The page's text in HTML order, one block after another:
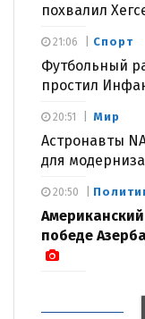
похвалил
Спорт
Футбольный
простил
21:06
Мир
Астронавты
для
20:51
победе
20:50